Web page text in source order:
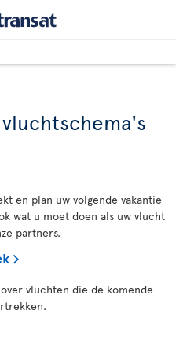
en plan uw volgende vakantie
wat u moet doen als uw vlucht
partners.
vluchten die de komende